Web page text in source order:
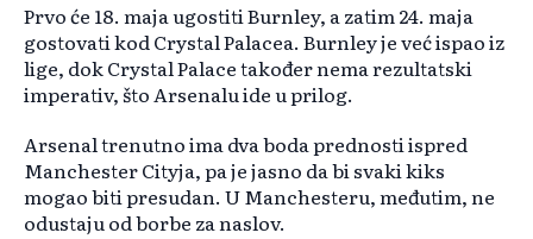
Prvo će 18. maja ugostiti Burnley, a zatim 24. maja
gostovati kod Crystal Palacea. Burnley je već ispao iz
lige, dok Crystal Palace također nema rezultatski
imperativ, što Arsenalu ide u prilog.
Arsenal trenutno ima dva boda prednosti ispred
Manchester Cityja, pa je jasno da bi svaki kiks
mogao biti presudan. U Manchesteru, međutim, ne
odustaju od borbe za naslov.